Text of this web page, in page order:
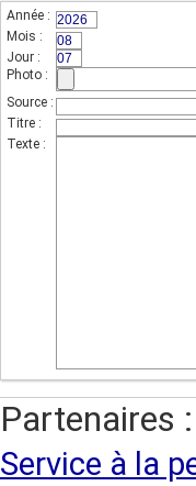
Année :
Mois :
Jour :
Photo :
Source :
Titre :
Texte :
Partenaires :
Service à la